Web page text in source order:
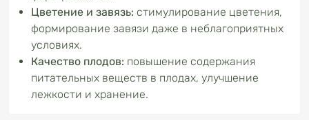
Цветение и завязь: стимулирование цветения,
формирование завязи даже в неблагоприятных
условиях.
Качество плодов: повышение содержания
питательных веществ в плодах, улучшение
лежкости и хранение.